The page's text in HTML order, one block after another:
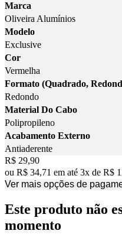
Marca
Oliveira Alumínios
Modelo
Exclusive
Cor
Vermelha
Formato (Quadrado,
Redondo
Material Do Cabo
Polipropileno
Acabamento Externo
Antiaderente
Price:
R$ 29,90
ou R$ 34,71 em até 3x de R$
Ver mais opções de
Este produto não
momento